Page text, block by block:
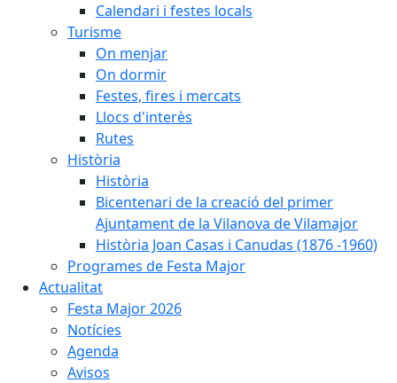
Calendari i festes locals
Turisme
On menjar
On dormir
Festes, fires i mercats
Llocs d'interès
Rutes
Història
Història
Bicentenari de la creació del primer
Ajuntament de la Vilanova de Vilamajor
Història Joan Casas i Canudas (1876 -1960)
Programes de Festa Major
Actualitat
Festa Major 2026
Notícies
Agenda
Avisos